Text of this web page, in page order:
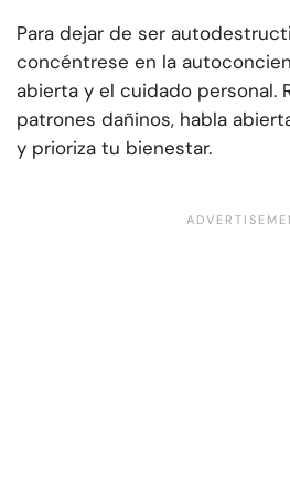
Para dejar de ser
concéntrese en la
abierta y el cuidado personal.
patrones dañinos, habla
y prioriza tu bienestar.